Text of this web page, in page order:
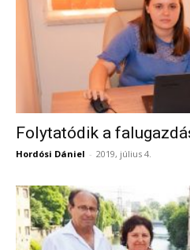
Folytatódik a
Hordósi Dániel - 2019, július 4.